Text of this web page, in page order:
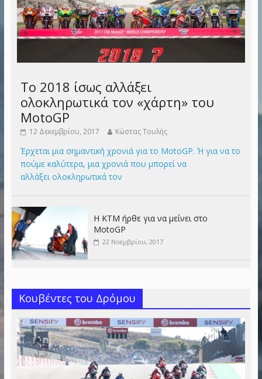
Το 2018 ίσως αλλάξει
ολοκληρωτικά τον «χάρτη» του
MotoGP
12 Δεκεμβρίου, 2017 Κώστας Τουλής
Έρχεται μια σημαντική χρονιά για το MotoGP. Ή για να το
πούμε καλύτερα, μια χρονιά που μπορεί να
αλλάξει ολοκληρωτικά τον
Η KTM ήρθε για να μείνει στο
MotoGP
22 Νοεμβρίου, 2017
Κουβέντες του Δρόμου